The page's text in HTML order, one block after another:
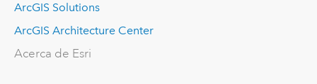
ArcGIS Solutions
ArcGIS Architecture Center
Acerca de Esri